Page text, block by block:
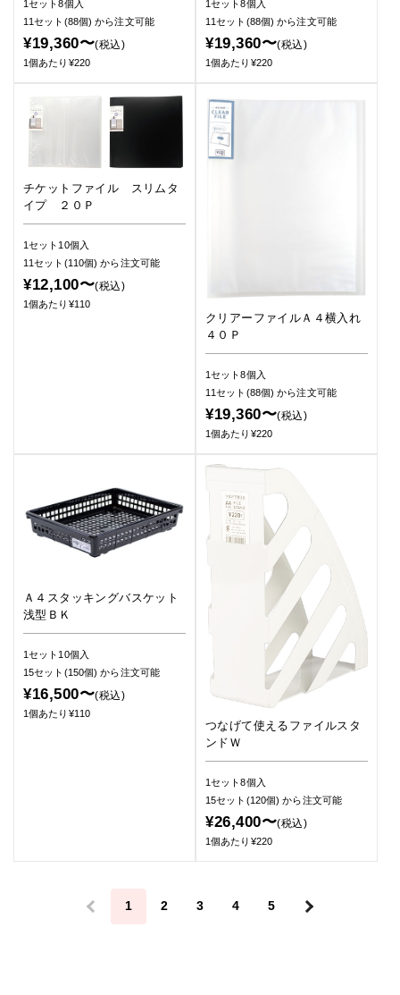
1セット8個入
11セット(88個)から注文可能
¥19,360〜(税込)
1個あたり¥220
1セット8個入
11セット(88個)から注文可能
¥19,360〜(税込)
1個あたり¥220
チケットファイル スリムタ
イプ ２０Ｐ
1セット10個入
11セット(110個)から注文可能
¥12,100〜(税込)
1個あたり¥110
クリアーファイルＡ４横入れ
４０Ｐ
1セット8個入
11セット(88個)から注文可能
¥19,360〜(税込)
1個あたり¥220
Ａ４スタッキングバスケット
浅型ＢＫ
1セット10個入
15セット(150個)から注文可能
¥16,500〜(税込)
1個あたり¥110
つなげて使えるファイルスタ
ンドＷ
1セット8個入
15セット(120個)から注文可能
¥26,400〜(税込)
1個あたり¥220
＜ 1 2 3 4 5 ＞